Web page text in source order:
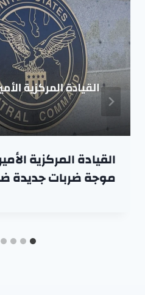
القيادة المركزية
موجة ضربات جديدة